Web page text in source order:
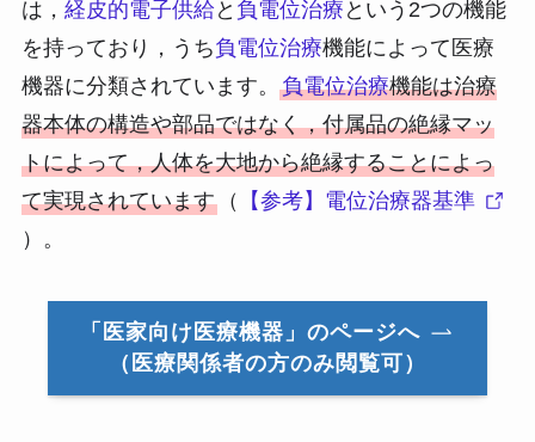
は， 経皮的電子供給 と 負電位治療 という2つの機能
を持っており，うち負電位治療機能によって医療
機器に分類されています。 負電位治療機能は治療
器本体の構造や部品ではなく，付属品の絶縁マッ
トによって，人体を大地から絶縁することによっ
て実現されています（
【参考】電位治療器基準
）。
「医家向け医療機器」のページへ
（医療関係者の方のみ閲覧可）